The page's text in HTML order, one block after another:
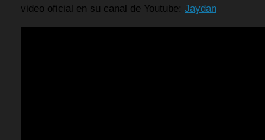
video oficial en su canal de Youtube: Jaydan